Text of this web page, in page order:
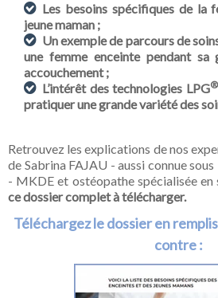
Les besoins spécifiques de la
jeune maman ;
Un exemple de parcours de
une femme enceinte pendant sa
accouchement ;
L’intérêt des technologies LPG®
pratiquer une grande variété des
Retrouvez les explications de nos
de Sabrina FAJAU - aussi connue
- MKDE et ostéopathe spécialisée en
ce dossier complet à télécharger.
Téléchargez le dossier en
contre :